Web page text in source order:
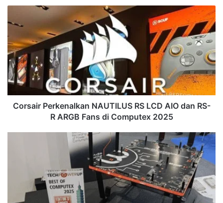
Perkenalkan
NAUTILUS
RS
LCD
AIO
dan
RS-
R
ARGB
Corsair Perkenalkan NAUTILUS RS LCD AIO dan RS-
R ARGB Fans di Computex 2025